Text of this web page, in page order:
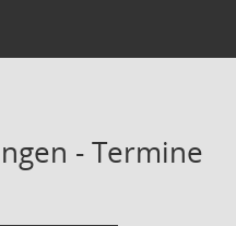
- Termine